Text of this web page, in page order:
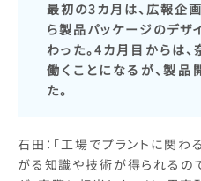
最初の3カ月は、広報企
ら製品パッケージのデザ
わった。4カ月目からは
働くことになるが、製
た。
石田：「工場でプラントに関
がる知識や技術が得られるの